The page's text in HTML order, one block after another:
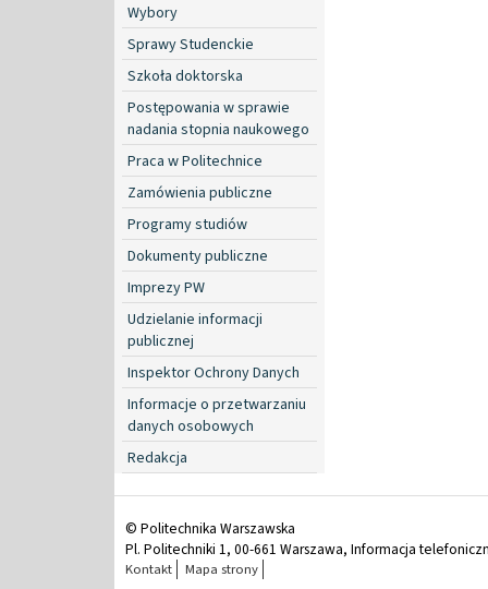
Wybory
Sprawy Studenckie
Szkoła doktorska
Postępowania w sprawie
nadania stopnia naukowego
Praca w Politechnice
Zamówienia publiczne
Programy studiów
Dokumenty publiczne
Imprezy PW
Udzielanie informacji
publicznej
Inspektor Ochrony Danych
Informacje o przetwarzaniu
danych osobowych
Redakcja
© Politechnika Warszawska
Pl. Politechniki 1, 00-661 Warszawa, Informacja
Kontakt Mapa strony